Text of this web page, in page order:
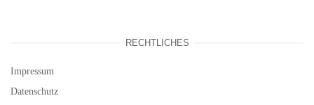
RECHTLICHES
Impressum
Datenschutz